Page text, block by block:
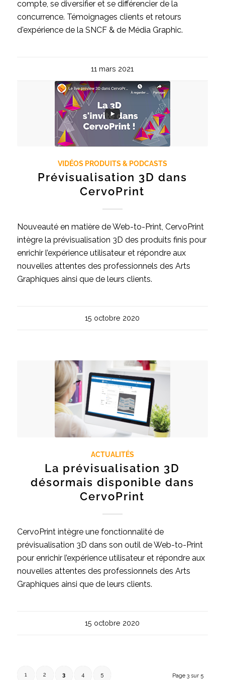
compte, se diversifier et se différencier de la
concurrence. Témoignages clients et retours
d'expérience de la SNCF & de Média Graphic.
11 mars 2021
VIDÉOS PRODUITS & PODCASTS
Prévisualisation 3D dans
CervoPrint
Nouveauté en matière de Web-to-Print, CervoPrint
intègre la prévisualisation 3D des produits finis pour
enrichir l’expérience utilisateur et répondre aux
nouvelles attentes des professionnels des Arts
Graphiques ainsi que de leurs clients.
15 octobre 2020
ACTUALITÉS
La prévisualisation 3D
désormais disponible dans
CervoPrint
CervoPrint intègre une fonctionnalité de
prévisualisation 3D dans son outil de Web-to-Print
pour enrichir l’expérience utilisateur et répondre aux
nouvelles attentes des professionnels des Arts
Graphiques ainsi que de leurs clients.
15 octobre 2020
Page 3 sur 5
1 2 3 4 5